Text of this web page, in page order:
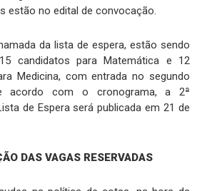
estão no edital de convocação.
da lista de espera, estão sendo
candidatos para Matemática e 12
Medicina, com entrada no segundo
acordo com o cronograma, a 2ª
de Espera será publicada em 21 de
DAS VAGAS RESERVADAS